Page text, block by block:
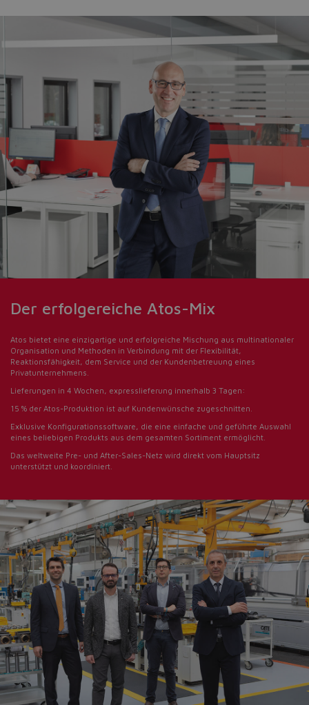
Do you want to leave the
configurator?
The running selection will be
lost.
Yes No
Der erfolgereiche Atos-Mix
Atos bietet eine einzigartige und erfolgreiche Mischung aus multinationaler
Organisation und Methoden in Verbindung mit der Flexibilität,
Reaktionsfähigkeit, dem Service und der Kundenbetreuung eines
Privatunternehmens.
Lieferungen in 4 Wochen, expresslieferung innerhalb 3 Tagen:
15 % der Atos-Produktion ist auf Kundenwünsche zugeschnitten.
Exklusive Konfigurationssoftware, die eine einfache und geführte Auswahl
eines beliebigen Produkts aus dem gesamten Sortiment ermöglicht.
Das weltweite Pre- und After-Sales-Netz wird direkt vom Hauptsitz
unterstützt und koordiniert.